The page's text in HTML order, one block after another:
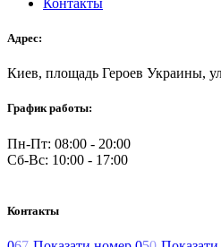
Контакты
Адрес:
Киев, площадь Героев Украины,
График работы:
Пн-Пт: 08:00 - 20:00
Сб-Вс: 10:00 - 17:00
Контакты